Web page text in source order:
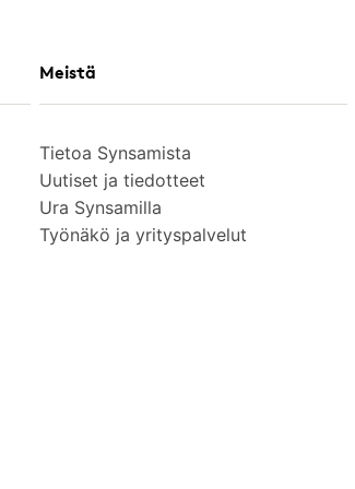
Meistä
Tietoa Synsamista
Uutiset ja tiedotteet
Ura Synsamilla
Työnäkö ja yrityspalvelut